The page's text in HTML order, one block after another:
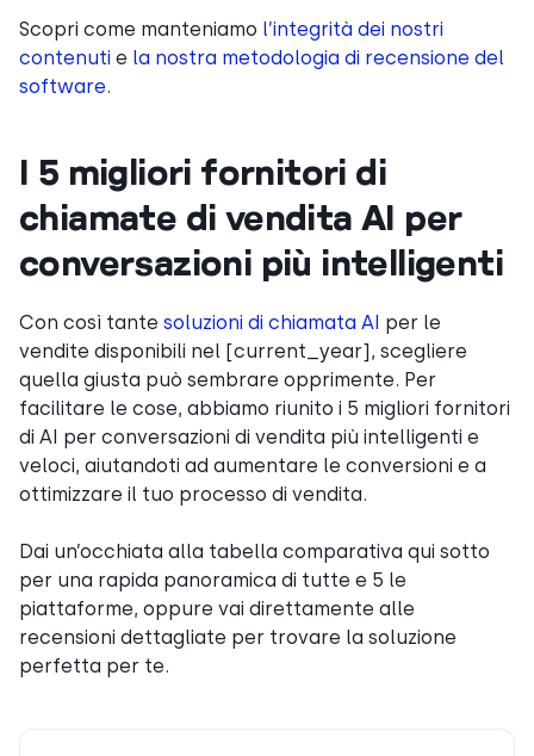
Scopri come manteniamo l’integrità dei nostri
contenuti e la nostra metodologia di recensione del
software.
I 5 migliori fornitori di
chiamate di vendita AI per
conversazioni più intelligenti
Con così tante soluzioni di chiamata AI per le
vendite disponibili nel [current_year], scegliere
quella giusta può sembrare opprimente. Per
facilitare le cose, abbiamo riunito i 5 migliori fornitori
di AI per conversazioni di vendita più intelligenti e
veloci, aiutandoti ad aumentare le conversioni e a
ottimizzare il tuo processo di vendita.
Dai un’occhiata alla tabella comparativa qui sotto
per una rapida panoramica di tutte e 5 le
piattaforme, oppure vai direttamente alle
recensioni dettagliate per trovare la soluzione
perfetta per te.